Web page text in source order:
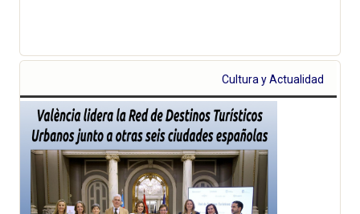
Cultura y Actualidad